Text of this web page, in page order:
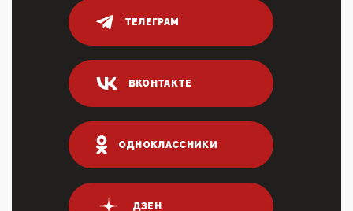
переводах по ...
03:35, 10 Апреля 2026
Суммарное вознаграждение менеджменту в 15
крупных банках по итогам 2025 года превысило 63
млрд руб. ...
03:01, 10 Апреля 2026
что союзники просили Киев не наносить удары по
энергети...
01:54, 10 Апреля 2026
ПрезидентПутинвчера вечером обьявил
Пасхальное перемирие с 16 часов субботы до конца
дня Воскресен...
ТЕЛЕГРАМ
ВКОНТАКТЕ
ОДНОКЛАССНИКИ
ДЗЕН